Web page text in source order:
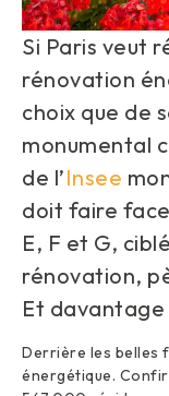
Si Paris veut
rénovation
choix que de
monumental
de l’Insee
doit faire
E, F et G,
rénovation,
Et
Derrière les belles
énergétique.